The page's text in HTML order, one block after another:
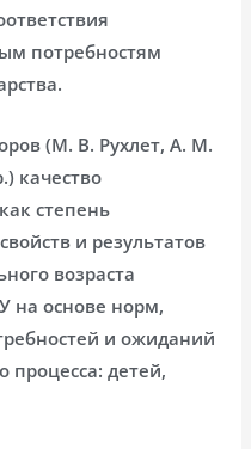
потребностям
(М. В. Рухлет, А. М.
качество
степень
и результатов
возраста
на основе норм,
и ожиданий
процесса: детей,